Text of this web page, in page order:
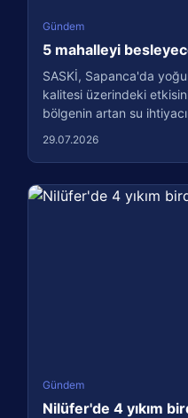
Gündem
5 mahalleyi
SASKİ, Sapanca'da
kalitesi üzerindeki
bölgenin artan su
29.07.2026
Gündem
Nilüfer'de 4 yıkım